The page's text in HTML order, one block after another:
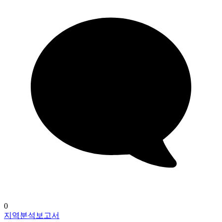
0
지역분석보고서